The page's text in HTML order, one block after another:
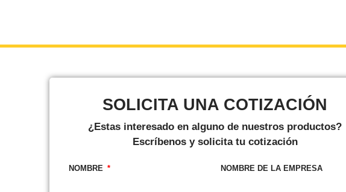
SOLICITA UNA COTIZACIÓN
¿Estas interesado en alguno de nuestros productos?
Escríbenos y solicita tu cotización
NOMBRE NOMBRE DE LA EMPRESA